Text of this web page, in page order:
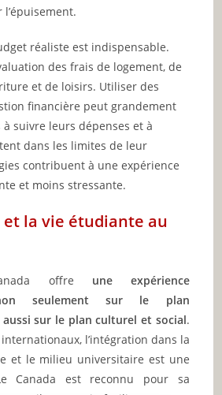
l’épuisement.
réaliste est indispensable.
des frais de logement, de
et de loisirs. Utiliser des
financière peut grandement
suivre leurs dépenses et à
dans les limites de leur
contribuent à une expérience
et moins stressante.
et la vie étudiante au
offre une expérience
non seulement sur le plan
aussi sur le plan culturel et social.
l’intégration dans la
et le milieu universitaire est une
Canada est reconnu pour sa